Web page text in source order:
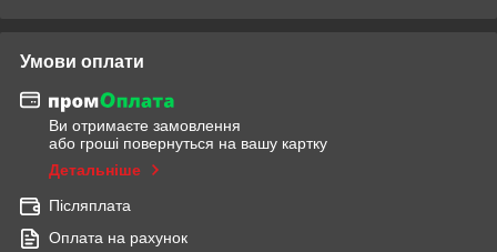
Умови оплати
Ви отримаєте замовлення
або гроші повернуться на вашу картку
Детальніше
Післяплата
Оплата на рахунок